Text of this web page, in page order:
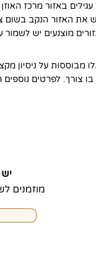
באזור מרכז
את האזור הנקב בשום
מוצנעים יש
מבוססות על ניסיון
צורך. לפרטים נוספים חייגו
מוזמנים